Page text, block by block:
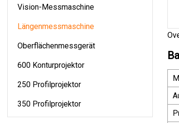
Vision-Messmaschine
Längenmessmaschine
Oberflächenmessgerät
600 Konturprojektor
250 Profilprojektor
350 Profilprojektor